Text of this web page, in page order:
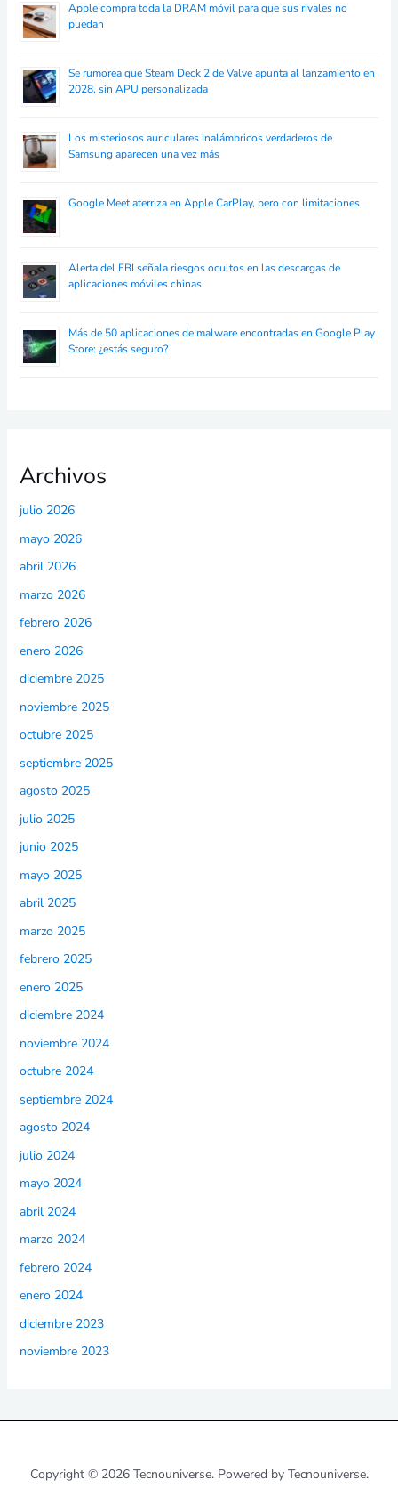
Apple compra toda la DRAM móvil para que sus rivales no
puedan
Se rumorea que Steam Deck 2 de Valve apunta al lanzamiento en
2028, sin APU personalizada
Los misteriosos auriculares inalámbricos verdaderos de
Samsung aparecen una vez más
Google Meet aterriza en Apple CarPlay, pero con limitaciones
Alerta del FBI señala riesgos ocultos en las descargas de
aplicaciones móviles chinas
Más de 50 aplicaciones de malware encontradas en Google Play
Store: ¿estás seguro?
Archivos
julio 2026
mayo 2026
abril 2026
marzo 2026
febrero 2026
enero 2026
diciembre 2025
noviembre 2025
octubre 2025
septiembre 2025
agosto 2025
julio 2025
junio 2025
mayo 2025
abril 2025
marzo 2025
febrero 2025
enero 2025
diciembre 2024
noviembre 2024
octubre 2024
septiembre 2024
agosto 2024
julio 2024
mayo 2024
abril 2024
marzo 2024
febrero 2024
enero 2024
diciembre 2023
noviembre 2023
Copyright © 2026 Tecnouniverse. Powered by Tecnouniverse.